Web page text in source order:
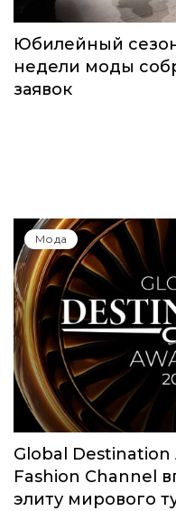
Юбилейный
недели моды
заявок
Мода
Global Destination
Fashion Channel
элиту мирового